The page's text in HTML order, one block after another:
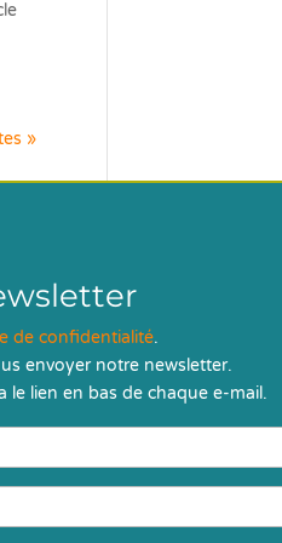
»
de confidentialité.
envoyer notre newsletter.
le lien en bas de chaque e-mail.